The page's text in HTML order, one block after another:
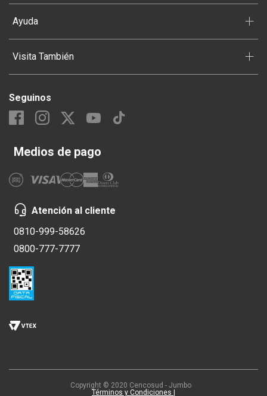
Ayuda +
Visita También +
Seguinos
Medios de pago
Atención al cliente
0810-999-58626
0800-777-7777
Copyright © 2020 Cencosud - Jumbo
Términos y Condiciones |